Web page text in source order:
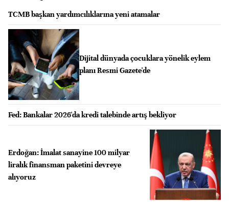
TCMB başkan yardımcılıklarına yeni atamalar
Dijital dünyada çocuklara yönelik eylem
planı Resmi Gazete'de
Fed: Bankalar 2026'da kredi talebinde artış bekliyor
Erdoğan: İmalat sanayine 100 milyar
liralık finansman paketini devreye
alıyoruz